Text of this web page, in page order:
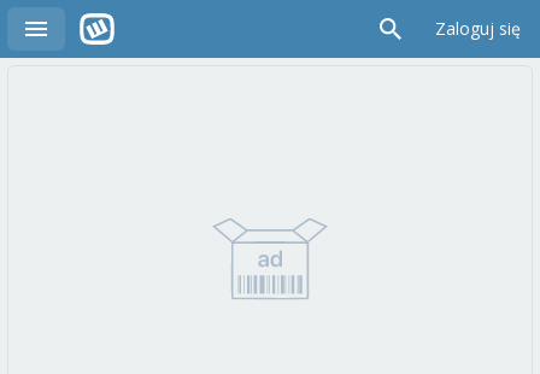
Zaloguj się